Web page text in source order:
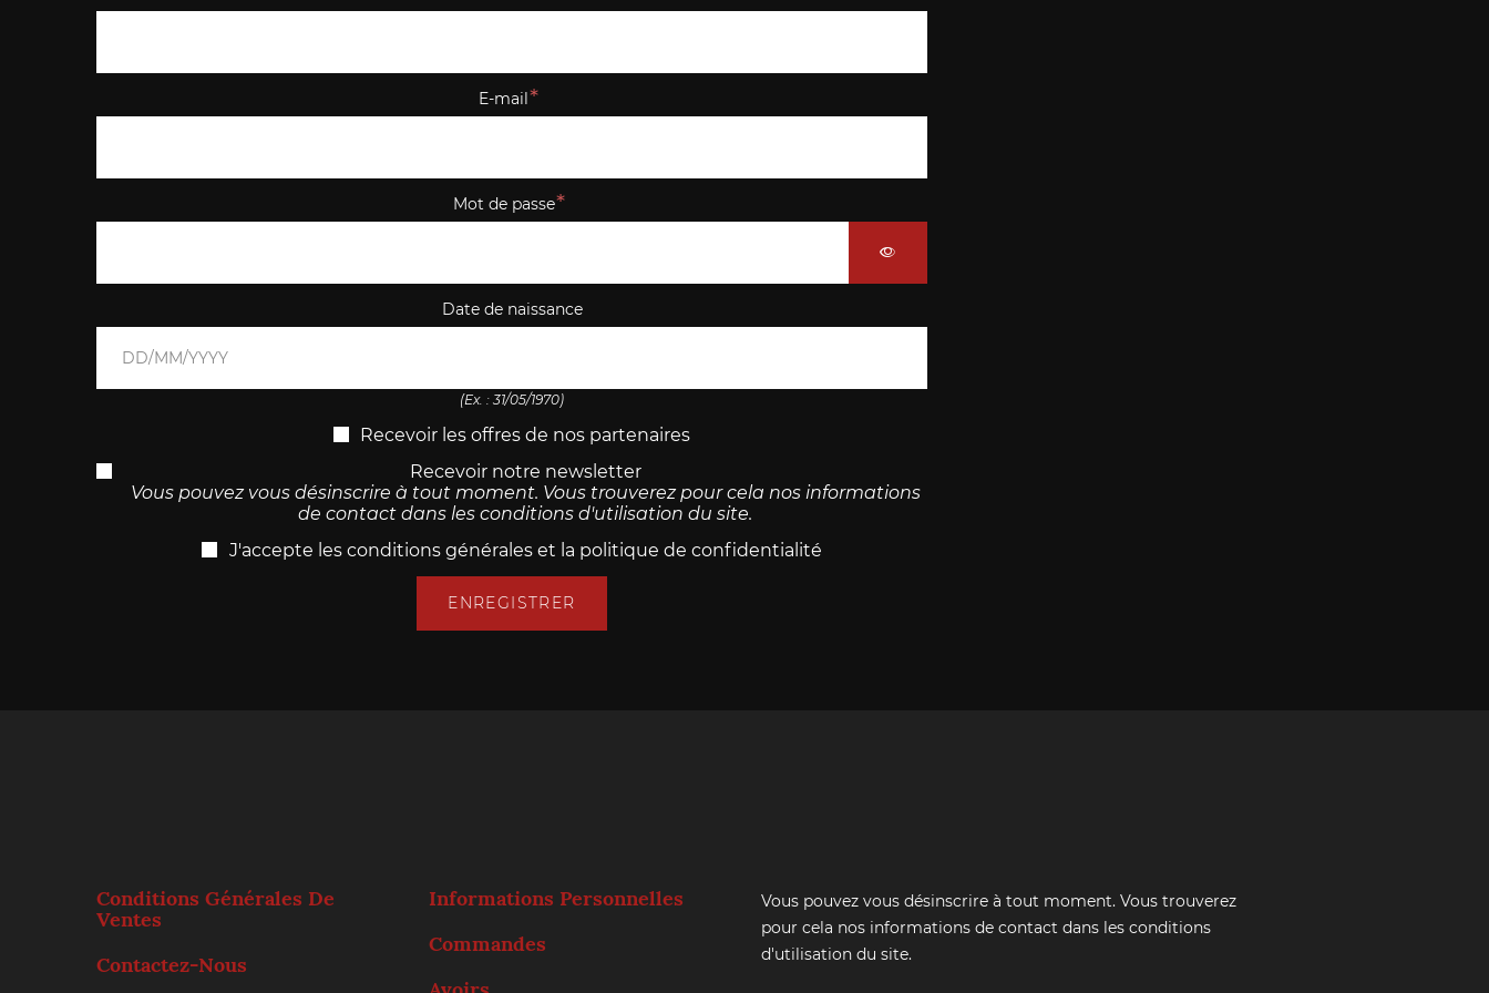
E-mail
Mot de passe
Date de naissance
(Ex. : 31/05/1970)
Recevoir les offres de nos partenaires
Recevoir notre newsletter
Vous pouvez vous désinscrire à tout moment. Vous trouverez pour cela nos informations
de contact dans les conditions d'utilisation du site.
J'accepte les conditions générales et la politique de confidentialité
ENREGISTRER
Conditions Générales De
Ventes
Contactez-Nous
Informations Personnelles
Commandes
Vous pouvez vous désinscrire à tout moment. Vous trouverez
pour cela nos informations de contact dans les conditions
d'utilisation du site.